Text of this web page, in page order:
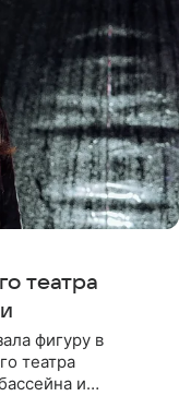
театра
фигуру в
театра
и